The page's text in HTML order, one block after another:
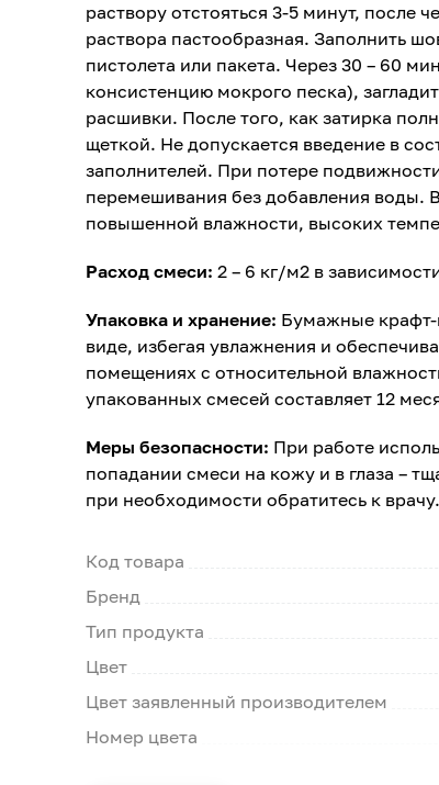
раствору отстояться 3-5 минут, после
раствора пастообразная. Заполнить
пистолета или пакета. Через 30 – 60
консистенцию мокрого песка),
расшивки. После того, как затирка
щеткой. Не допускается введение в
заполнителей. При потере
перемешивания без добавления воды.
повышенной влажности, высоких
Расход смеси: 2 – 6 кг/м2 в
Упаковка и хранение: Бумажные крафт-
виде, избегая увлажнения и
помещениях с относительной
упакованных смесей составляет 12
Меры безопасности: При работе
попадании смеси на кожу и в глаза –
при необходимости обратитесь к врачу.
Код товара
Бренд
Тип продукта
Цвет
Цвет заявленный производителем
Номер цвета